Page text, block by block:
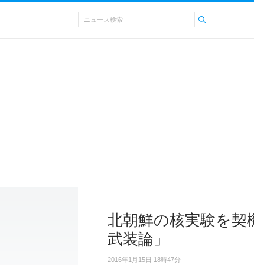
北朝鮮の核実験を
武装論」
2016年1月15日 18時47分